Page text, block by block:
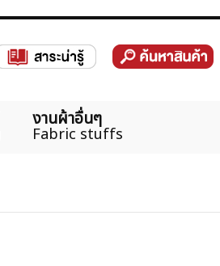
งานผ้าอื่นๆ
Fabric stuffs